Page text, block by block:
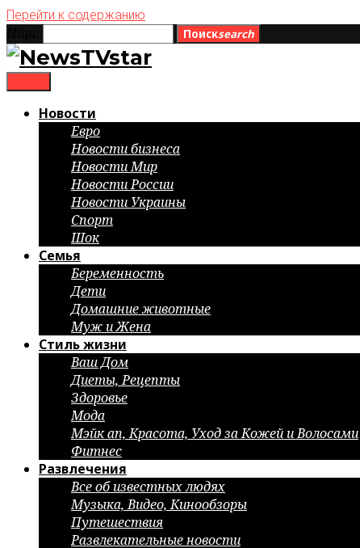
Перейти к содержанию
Поискsearch
Новости
Евро
Новости бизнеса
Новости Мир
Новости России
Новости Украины
Спорт
Шок
Семья
Беременность
Дети
Домашние животные
Муж и Жена
Стиль жизни
Ваш Дом
Диеты, Рецепты
Здоровье
Мода
Мэйк ап, Красота, Уход за Кожей и Волосами
Фитнес
Развлечения
Все об известных людях
Музыка, Видео, Кинообзоры
Путешествия
Развлекательные новости